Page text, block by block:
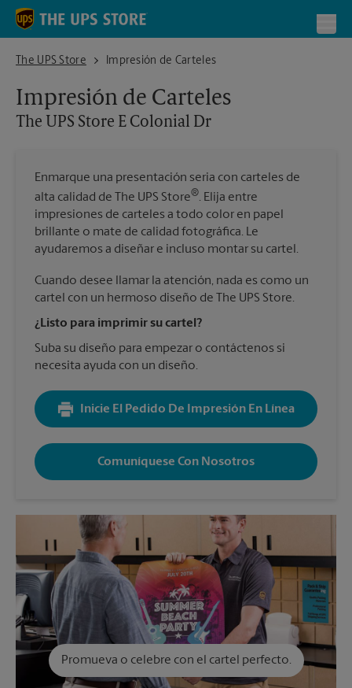
Skip to content
Return to Nav
The UPS Store
The UPS Store E Colonial DrImpresión de Carteles
Impresión de Carteles
The UPS Store E Colonial Dr
Enmarque una presentación seria con carteles de
alta calidad de The UPS Store®. Elija entre
impresiones de carteles a todo color en papel
brillante o mate de calidad fotográfica. Le
ayudaremos a diseñar e incluso montar su cartel.
Cuando desee llamar la atención, nada es como un
cartel con un hermoso diseño de The UPS Store.
¿Listo para imprimir su cartel?
Suba su diseño para empezar o contáctenos si
necesita ayuda con un diseño.
Inicie El Pedido De Impresión En Línea
Comuníquese Con Nosotros
Promueva o celebre con el cartel perfecto.